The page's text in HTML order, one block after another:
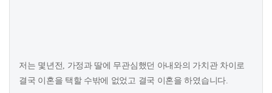
저는 몇년전, 가정과 딸에 무관심했던 아내와의 가치관 차이로
결국 이혼을 택할 수밖에 없었고 결국 이혼을 하였습니다.